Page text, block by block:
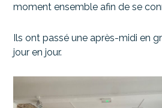
moment ensemble afin de se
Ils ont passé une après-midi en
jour en jour.